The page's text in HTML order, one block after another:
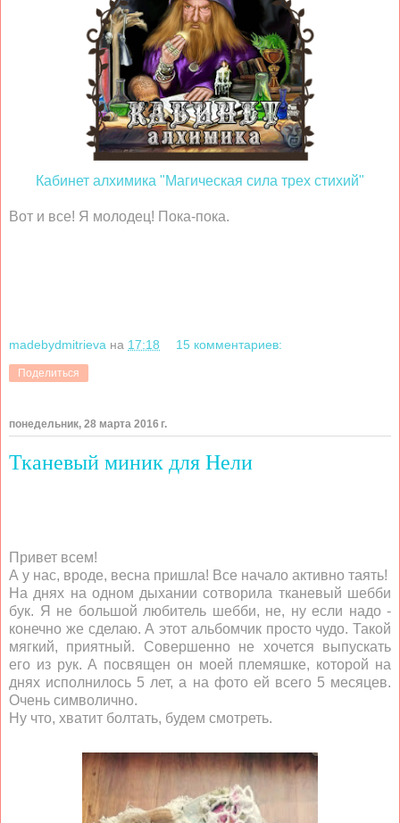
Кабинет алхимика "Магическая сила трех стихий"
Вот и все! Я молодец! Пока-пока.
madebydmitrieva на 17:18 15 комментариев:
Поделиться
понедельник, 28 марта 2016 г.
Тканевый миник для Нели
Привет всем!
А у нас, вроде, весна пришла! Все начало активно таять!
На днях на одном дыхании сотворила тканевый шебби
бук. Я не большой любитель шебби, не, ну если надо -
конечно же сделаю. А этот альбомчик просто чудо. Такой
мягкий, приятный. Совершенно не хочется выпускать
его из рук. А посвящен он моей племяшке, которой на
днях исполнилось 5 лет, а на фото ей всего 5 месяцев.
Очень символично.
Ну что, хватит болтать, будем смотреть.